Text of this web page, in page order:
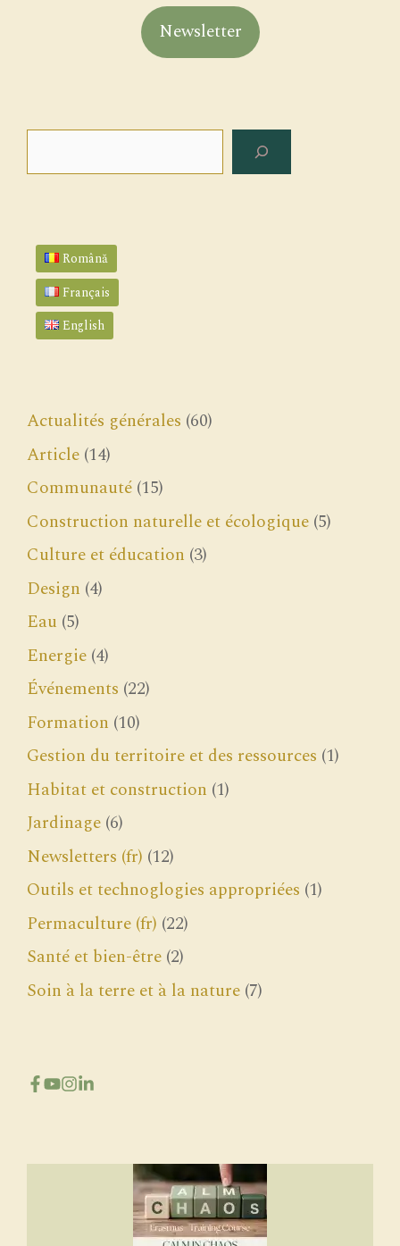
Newsletter
Română
Français
English
Actualités générales (60)
Article (14)
Communauté (15)
Construction naturelle et écologique (5)
Culture et éducation (3)
Design (4)
Eau (5)
Energie (4)
Événements (22)
Formation (10)
Gestion du territoire et des ressources (1)
Habitat et construction (1)
Jardinage (6)
Newsletters (fr) (12)
Outils et technoglogies appropriées (1)
Permaculture (fr) (22)
Santé et bien-être (2)
Soin à la terre et à la nature (7)